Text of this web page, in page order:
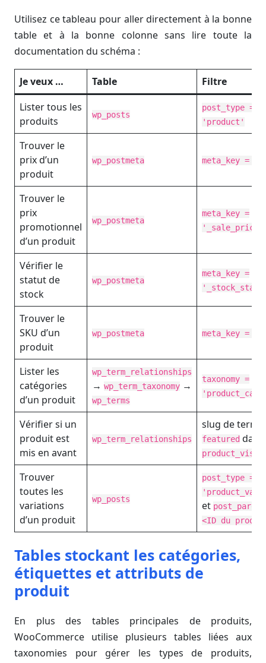
Utilisez ce tableau pour aller directement à la bonne
table et à la bonne colonne sans lire toute la
documentation du schéma :
Je veux … Table
Filtre
Lister tous les
produits
wp_posts
post_type =
'product'
Trouver le
prix d’un
produit
wp_postmeta meta_key =
Trouver le
prix
promotionnel
d’un produit
wp_postmeta
meta_key =
'_sale_price'
Vérifier le
statut de
stock
wp_postmeta
meta_key =
Trouver le
SKU d’un
produit
wp_postmeta meta_key =
Lister les
catégories
d’un produit
wp_term_relationships
→ wp_term_taxonomy →
wp_terms
taxonomy =
'product_cat'
Vérifier si un
produit est
mis en avant
wp_term_relationships
slug de terme
featured dans
Trouver
toutes les
variations
d’un produit
wp_posts
post_type =
et
<ID du
Tables stockant les catégories,
étiquettes et attributs de
produit
En plus des tables principales de produits,
WooCommerce utilise plusieurs tables liées aux
taxonomies pour gérer les types de produits,